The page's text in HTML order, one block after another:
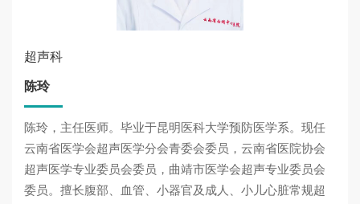
超声科
陈玲
陈玲，主任医师。毕业于昆明医科大学预防医学系。现任
云南省医学会超声医学分会青委会委员，云南省医院协会
超声医学专业委员会委员，曲靖市医学会超声专业委员会
委员。擅长腹部、血管、小器官及成人、小儿心脏常规超